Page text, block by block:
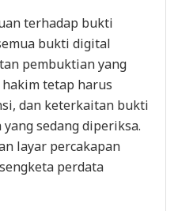
terhadap bukti
bukti digital
pembuktian yang
tetap harus
dan keterkaitan bukti
sedang diperiksa.
layar percakapan
perdata